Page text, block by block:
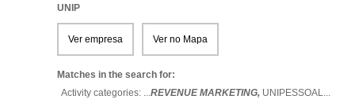
UNIP
Ver empresa Ver no Mapa
Matches in the search for:
Activity categories: ...REVENUE MARKETING, UNIPESSOAL...